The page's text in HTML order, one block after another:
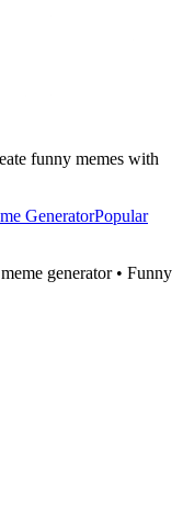
funny memes with
GeneratorPopular
generator • Funny